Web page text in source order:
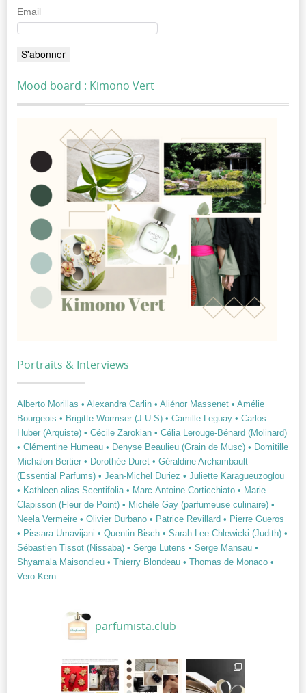
Email
Mood board : Kimono Vert
Portraits & Interviews
Alberto Morillas • Alexandra Carlin • Aliénor Massenet • Amélie
Bourgeois • Brigitte Wormser (J.U.S) • Camille Leguay • Carlos
Huber (Arquiste) • Cécile Zarokian • Célia Lerouge-Bénard (Molinard)
• Clémentine Humeau • Denyse Beaulieu (Grain de Musc) • Domitille
Michalon Bertier • Dorothée Duret • Géraldine Archambault
(Essential Parfums) • Jean-Michel Duriez • Juliette Karagueuzoglou
• Kathleen alias Scentifolia • Marc-Antoine Corticchiato • Marie
Clapisson (Fleur de Point) • Michèle Gay (parfumeuse culinaire) •
Neela Vermeire • Olivier Durbano • Patrice Revillard • Pierre Gueros
• Pissara Umavijani • Quentin Bisch • Sarah-Lee Chlewicki (Judith) •
Sébastien Tissot (Nissaba) • Serge Lutens • Serge Mansau •
Shyamala Maisondieu • Thierry Blondeau • Thomas de Monaco •
Vero Kern
parfumista.club